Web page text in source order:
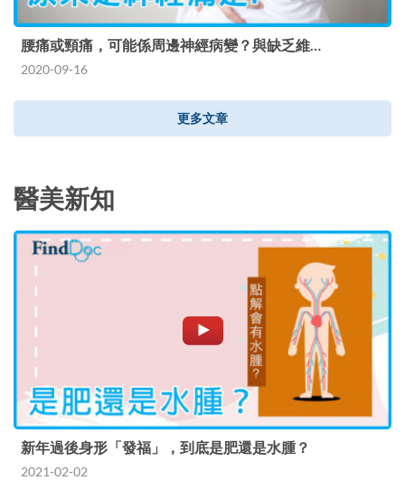
腰痛或頸痛，可能係周邊神經病變？與缺乏維…
2020-09-16
更多文章
醫美新知
新年過後身形「發福」，到底是肥還是水腫？
2021-02-02